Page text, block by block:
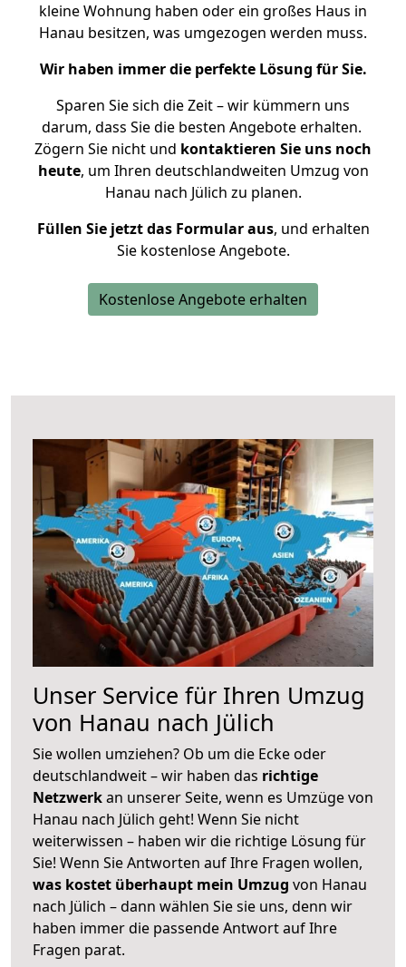
kleine Wohnung haben oder ein großes Haus in
Hanau besitzen, was umgezogen werden muss.
Wir haben immer die perfekte Lösung für Sie.
Sparen Sie sich die Zeit – wir kümmern uns
darum, dass Sie die besten Angebote erhalten.
Zögern Sie nicht und kontaktieren Sie uns noch
heute, um Ihren deutschlandweiten Umzug von
Hanau nach Jülich zu planen.
Füllen Sie jetzt das Formular aus, und erhalten
Sie kostenlose Angebote.
Kostenlose Angebote erhalten
Unser Service für Ihren Umzug
von Hanau nach Jülich
Sie wollen umziehen? Ob um die Ecke oder
deutschlandweit – wir haben das richtige
Netzwerkan unserer Seite, wenn es Umzüge von
Hanau nach Jülich geht! Wenn Sie nicht
weiterwissen – haben wir die richtige Lösung für
Sie! Wenn Sie Antworten auf Ihre Fragen wollen,
was kostet überhaupt mein Umzug von Hanau
nach Jülich – dann wählen Sie sie uns, denn wir
haben immer die passende Antwort auf Ihre
Fragen parat.